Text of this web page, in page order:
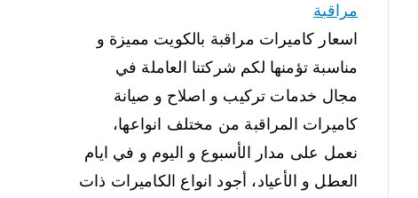
مراقبة
اسعار كاميرات مراقبة بالكويت مميزة و
مناسبة تؤمنها لكم شركتنا العاملة في
مجال خدمات تركيب و اصلاح و صيانة
كاميرات المراقبة من مختلف انواعها،
نعمل على مدار الأسبوع و اليوم و في ايام
العطل و الأعياد، أجود انواع الكاميرات ذات